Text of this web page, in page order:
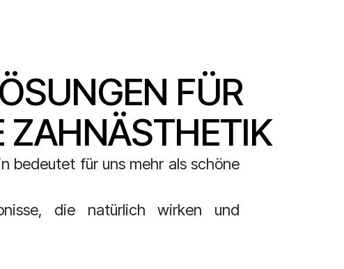
FÜR
ZAHNÄSTHETIK
bedeutet für uns mehr als schöne
die natürlich wirken und